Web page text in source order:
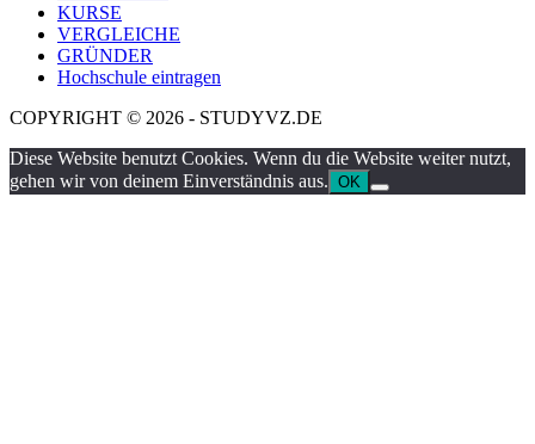
KURSE
VERGLEICHE
GRÜNDER
Hochschule eintragen
COPYRIGHT © 2026 - STUDYVZ.DE
Diese Website benutzt Cookies. Wenn du die Website weiter nutzt,
gehen wir von deinem Einverständnis aus. OK